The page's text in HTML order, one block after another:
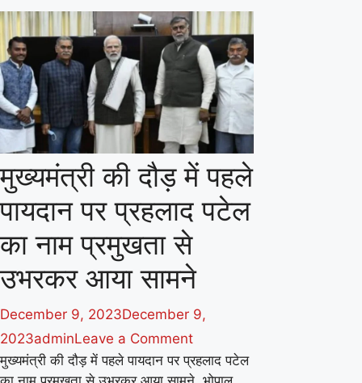
के
द्वारा
उज्जैन
रात
बिताकर
तोड़ा
मिथक
बोले-
पूरे
के
राजा
मुख्यमंत्री की दौड़ में पहले
पायदान पर प्रहलाद पटेल
का नाम प्रमुखता से
उभरकर आया सामने
December 9, 2023December 9,
2023adminLeave a Commenton
मुख्यमंत्री
मुख्यमंत्री की दौड़ में पहले पायदान पर प्रहलाद पटेल